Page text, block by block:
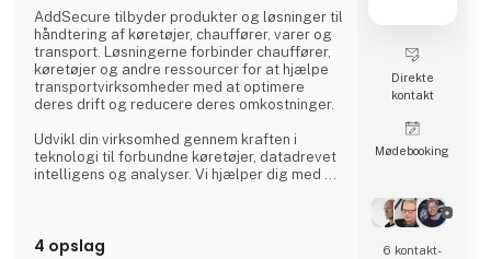
AddSecure tilbyder produkter og løsninger til
håndtering af køretøjer, chauffører, varer og
transport. Løsningerne forbinder chauffører,
køretøjer og andre ressourcer for at hjælpe
transportvirksomheder med at optimere
deres drift og reducere deres omkostninger.
Udvikl din virksomhed gennem kraften i
teknologi til forbundne køretøjer, datadrevet
intelligens og analyser. Vi hjælper dig med at
global e-handel og miljøregler.
4 opslag
Direkte
kontakt
Møde­booking
6 kontakt­